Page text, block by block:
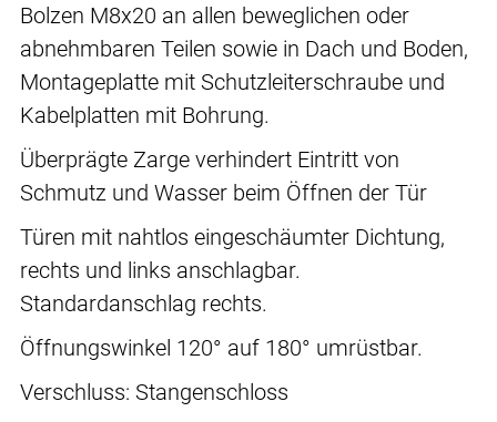
Bolzen M8x20 an allen beweglichen oder
abnehmbaren Teilen sowie in Dach und Boden,
Montageplatte mit Schutzleiterschraube und
Kabelplatten mit Bohrung.
Überprägte Zarge verhindert Eintritt von
Schmutz und Wasser beim Öffnen der Tür
Türen mit nahtlos eingeschäumter Dichtung,
rechts und links anschlagbar.
Standardanschlag rechts.
Öffnungswinkel 120° auf 180° umrüstbar.
Verschluss: Stangenschloss